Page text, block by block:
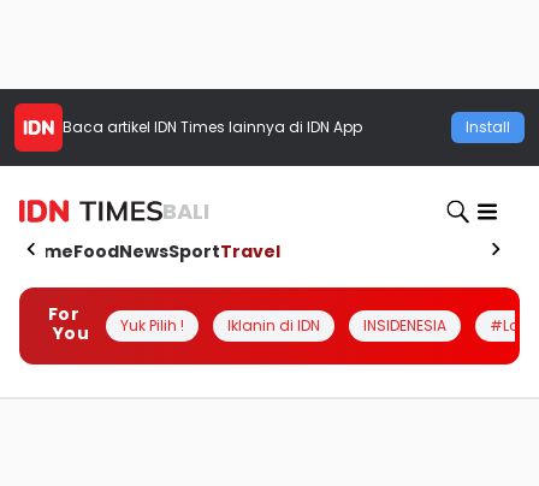
Baca artikel IDN Times lainnya di IDN App Install
BALI
HomeFoodNewsSportTravel
For
You
Yuk Pilih ! Iklanin di IDN INSIDENESIA